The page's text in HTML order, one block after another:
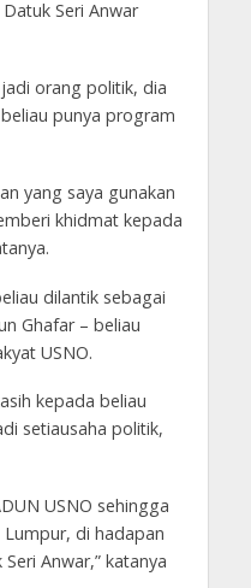
Seri Anwar
orang politik, dia
punya program
yang saya gunakan
khidmat kepada
dilantik sebagai
Ghafar – beliau
USNO.
kepada beliau
setiausaha politik,
USNO sehingga
Lumpur, di hadapan
Anwar,” katanya